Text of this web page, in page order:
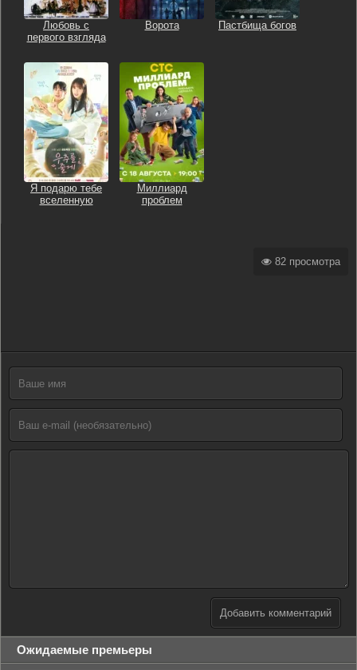
Любовь с
первого взгляда
Ворота Пастбища богов
Я подарю тебе
вселенную
Миллиард
проблем
82 просмотра
Добавить комментарий
Ожидаемые премьеры